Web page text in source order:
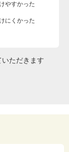
やすかった
にくかった
ただきます